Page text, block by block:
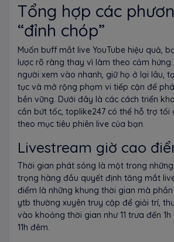
Tổng hợp các
“đỉnh chóp”
Muốn buff mắt live YouTube hiệu quả,
lược rõ ràng thay vì làm theo cảm
người xem vào nhanh, giữ họ ở lại lâu,
tục và mở rộng phạm vi tiếp cận để
bền vững. Dưới đây là các cách triển
cần bứt tốc, toplike247 có thể hỗ trợ tối
theo mục tiêu phiên live của bạn.
Livestream giờ cao
Thời gian phát sóng là một trong
trọng hàng đầu quyết định tăng mắt
điểm là những khung thời gian mà
ytb thường xuyên truy cập để giải trí,
vào khoảng thời gian như 11 trưa đến 1h
11h đêm.